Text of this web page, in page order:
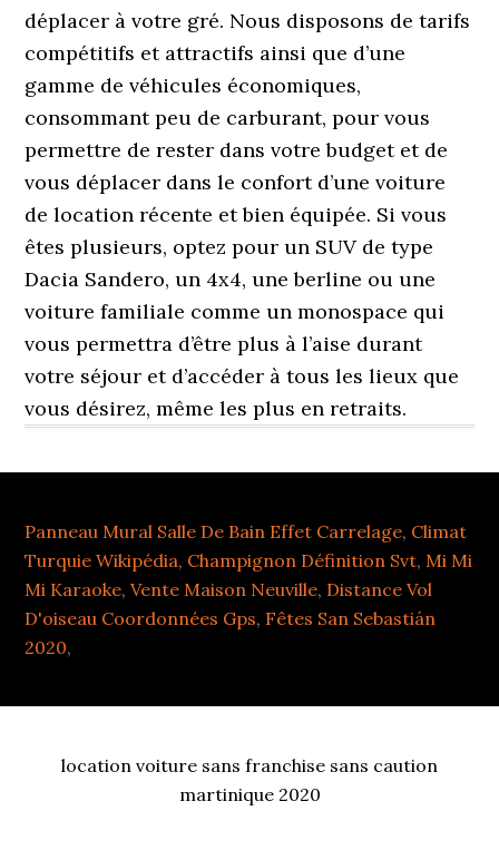
Panneau Mural Salle De Bain Effet Carrelage, Climat
Turquie Wikipédia, Champignon Définition Svt,Mi Mi
Mi Karaoke,Vente Maison Neuville, Distance Vol
D'oiseau Coordonnées Gps, Fêtes San Sebastián
2020,
location voiture sans franchise sans caution
martinique 2020